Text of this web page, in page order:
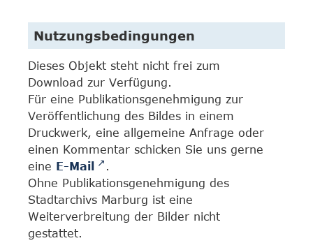
Nutzungsbedingungen
Dieses Objekt steht nicht frei zum
Download zur Verfügung.
Für eine Publikationsgenehmigung zur
Veröffentlichung des Bildes in einem
Druckwerk, eine allgemeine Anfrage oder
einen Kommentar schicken Sie uns gerne
eine E-Mail
.
Ohne Publikationsgenehmigung des
Stadtarchivs Marburg ist eine
Weiterverbreitung der Bilder nicht
gestattet.